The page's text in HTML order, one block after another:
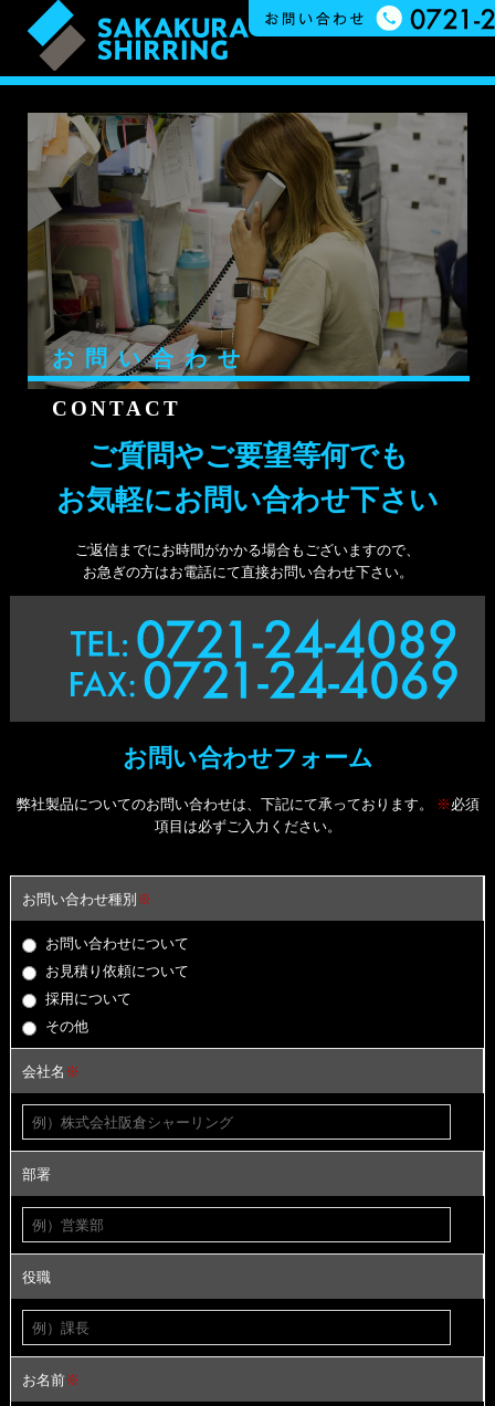
お問い合わせ
CONTACT
ご質問やご要望等何でも
お気軽にお問い合わせ下さい
ご返信までにお時間がかかる場合もございますので、
お急ぎの方はお電話にて直接お問い合わせ下さい。
お問い合わせフォーム
弊社製品についてのお問い合わせは、下記にて承っております。 ※必須
項目は必ずご入力ください。
お問い合わせ種別※
お問い合わせについて
お見積り依頼について
採用について
その他
会社名 ※
部署
役職
お名前※